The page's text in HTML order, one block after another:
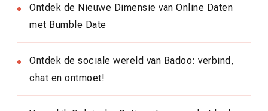
Ontdek de Nieuwe Dimensie van Online Daten
met Bumble Date
Ontdek de sociale wereld van Badoo: verbind,
chat en ontmoet!